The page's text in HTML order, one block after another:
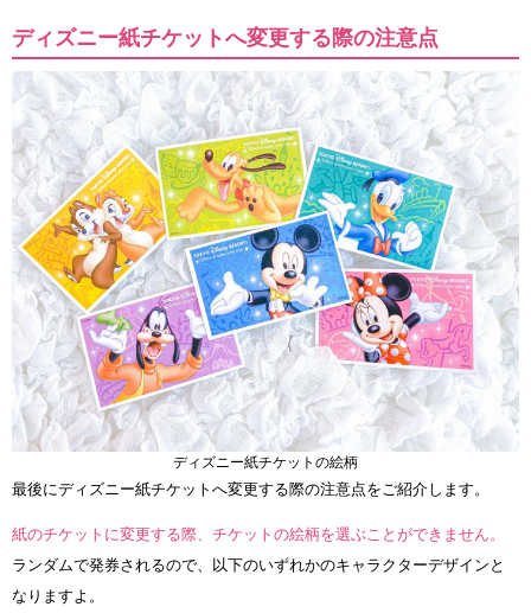
ディズニー紙チケットへ変更する際の注意点
ディズニー紙チケットの絵柄
最後にディズニー紙チケットへ変更する際の注意点をご紹介します。
紙のチケットに変更する際、チケットの絵柄を選ぶことができません。
ランダムで発券されるので、以下のいずれかのキャラクターデザインと
なりますよ。